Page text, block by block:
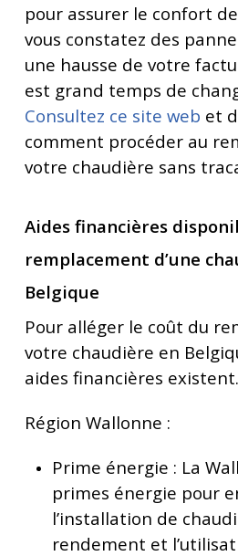
pour assurer le confort
vous constatez des
une hausse de votre
est grand temps de
Consultez ce site web et
comment procéder au
votre chaudière sans
Aides financières
remplacement d’une
Belgique
Pour alléger le coût du
votre chaudière en
aides financières existent.
Région Wallonne :
Prime énergie : La
primes énergie pour
l’installation de
rendement et